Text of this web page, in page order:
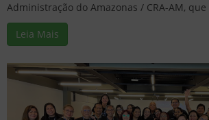
Administração do Amazonas / CRA-AM,
Leia Mais